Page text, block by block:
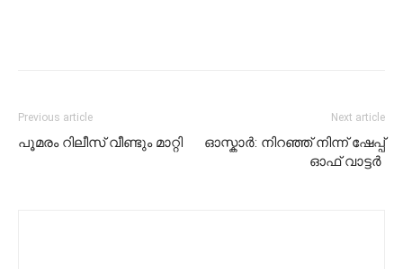
Previous article
പൂമരം റിലീസ് വീണ്ടും മാറ്റി
Next article
ഓസ്കാര്‍: നിറഞ്ഞ് നിന്ന് ഷേപ്പ്
ഓഫ് വാട്ടര്‍